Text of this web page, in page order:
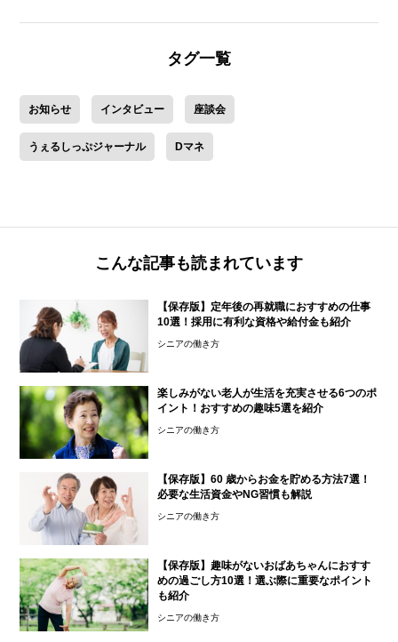
タグ一覧
お知らせ インタビュー 座談会
うぇるしっぷジャーナル Dマネ
こんな記事も読まれています
【保存版】定年後の再就職におすすめの仕事
10選！採用に有利な資格や給付金も紹介
シニアの働き方
楽しみがない老人が生活を充実させる6つのポ
イント！おすすめの趣味5選を紹介
シニアの働き方
【保存版】60 歳からお金を貯める方法7選！
必要な生活資金やNG習慣も解説
シニアの働き方
【保存版】趣味がないおばあちゃんにおすす
めの過ごし方10選！選ぶ際に重要なポイント
も紹介
シニアの働き方